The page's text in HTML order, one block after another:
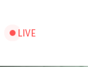
LIVE